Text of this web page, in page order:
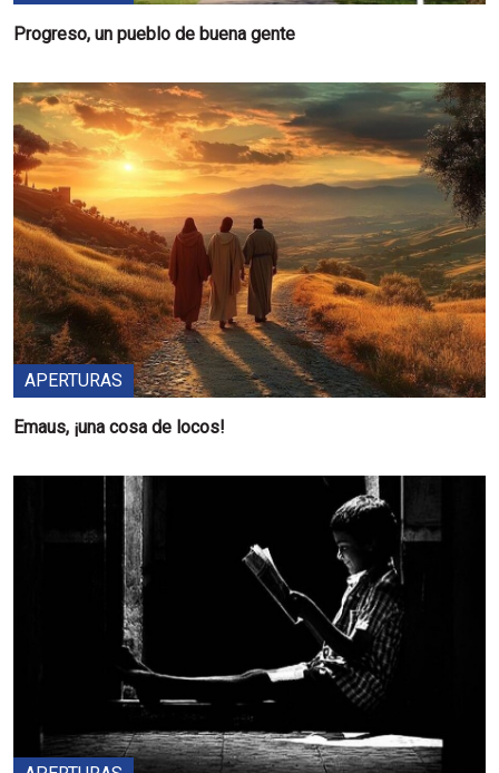
Progreso, un pueblo de buena gente
APERTURAS
Emaus, ¡una cosa de locos!